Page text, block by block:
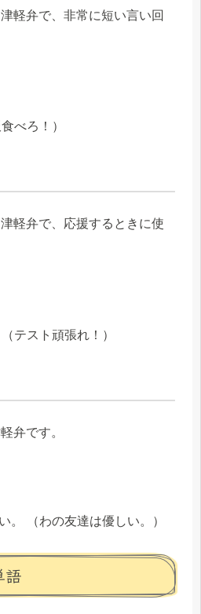
軽弁で、非常に短い言い回
べろ！）
軽弁で、応援するときに使
テスト頑張れ！）
弁です。
。 （わの友達は優しい。）
語